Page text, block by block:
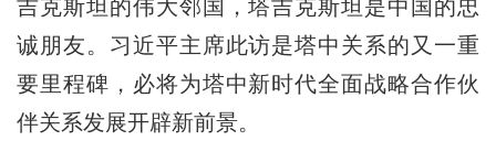
吉克斯坦的伟大邻国，塔吉克斯坦是中国的忠
诚朋友。习近平主席此访是塔中关系的又一重
要里程碑，必将为塔中新时代全面战略合作伙
伴关系发展开辟新前景。